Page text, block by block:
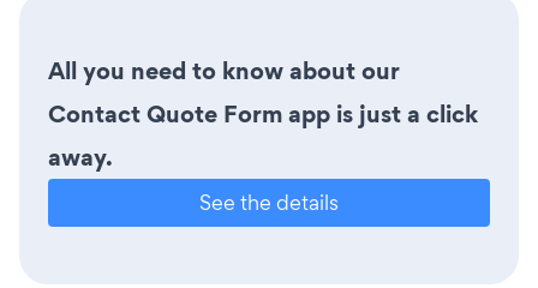
All you need to know about our
Contact Quote Form app is just a click
away.
See the details